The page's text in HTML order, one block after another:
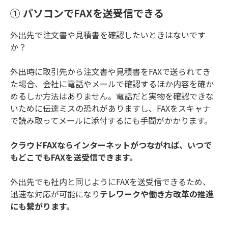
① パソコンでFAXを送受信できる
外出先で注文書や見積書を確認したいときはないです
か？
外出時に取引先から注文書や見積書をFAXで送られてき
た場合、会社に電話やメールで確認するほか内容を確か
めるしか方法はありません。 電話だと実物を確認できな
いために伝達ミスの恐れがありますし、FAXをスキャナ
で読み取ってメールに添付するにも手間がかかります。
クラウドFAXならインターネットがつながれば、いつで
もどこでもFAXを送受信できます。
外出先でも社内と同じようにFAXを送受信できるため、
迅速な対応が可能になりテレワークや働き方改革の推進
にも繋がります。